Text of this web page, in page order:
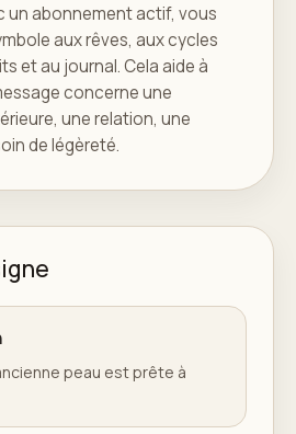
un abonnement actif, vous
aux rêves, aux cycles
et au journal. Cela aide à
concerne une
une relation, une
de légèreté.
peau est prête à